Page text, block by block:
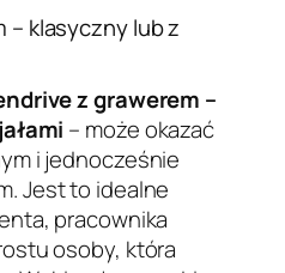
– klasyczny lub z
z grawerem –
– może okazać
i jednocześnie
Jest to idealne
pracownika
osoby, która